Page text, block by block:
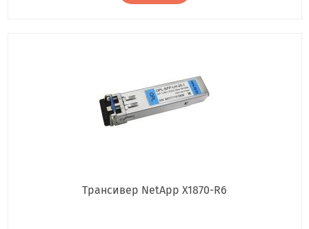
Трансивер NetApp X1870-R6